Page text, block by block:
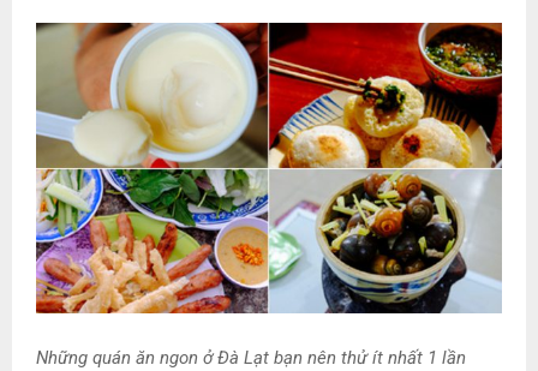
Những quán ăn ngon ở Đà Lạt bạn nên thử ít nhất 1 lần